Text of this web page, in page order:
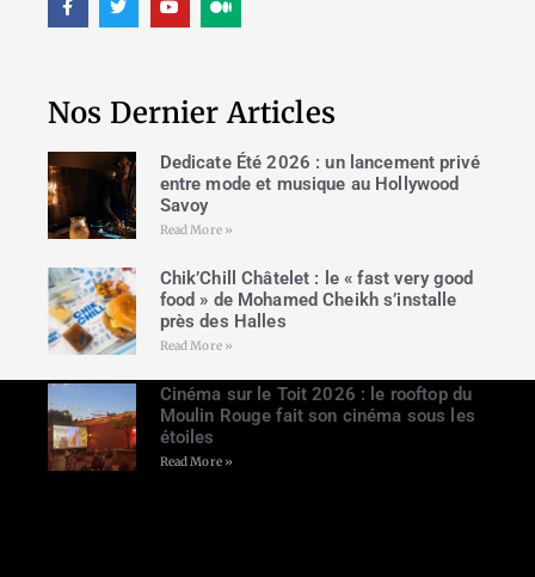
Nos Dernier Articles
Dedicate Été 2026 : un lancement privé
entre mode et musique au Hollywood
Savoy
Read More »
Chik’Chill Châtelet : le « fast very good
food » de Mohamed Cheikh s’installe
près des Halles
Read More »
Cinéma sur le Toit 2026 : le rooftop du
Moulin Rouge fait son cinéma sous les
étoiles
Read More »